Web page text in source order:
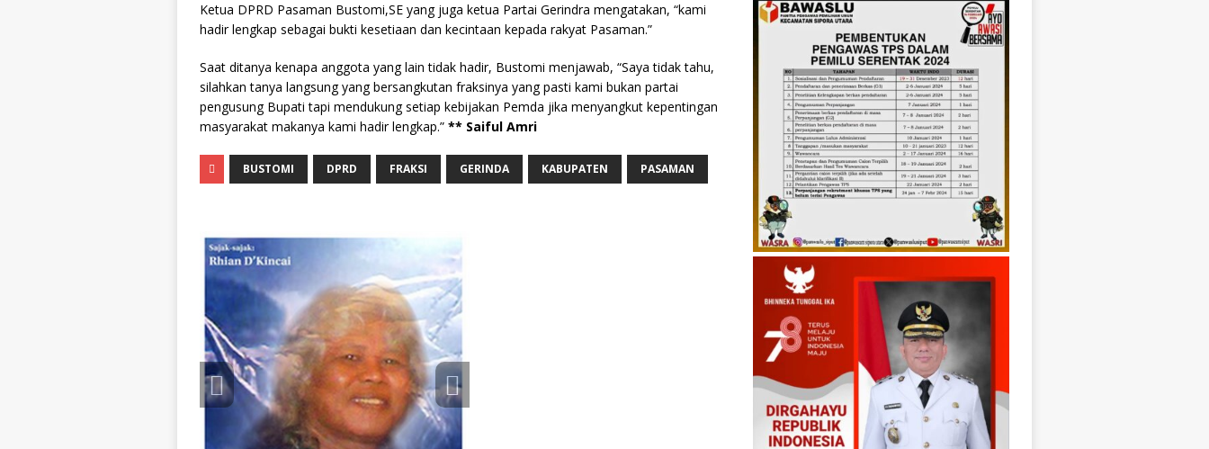
Ketua DPRD Pasaman Bustomi,SE yang juga ketua Partai Gerindra mengatakan, “kami
hadir lengkap sebagai bukti kesetiaan dan kecintaan kepada rakyat Pasaman.”
Saat ditanya kenapa anggota yang lain tidak hadir, Bustomi menjawab, “Saya tidak tahu,
silahkan tanya langsung yang bersangkutan fraksinya yang pasti kami bukan partai
pengusung Bupati tapi mendukung setiap kebijakan Pemda jika menyangkut kepentingan
masyarakat makanya kami hadir lengkap.” ** Saiful Amri
BUSTOMI DPRD FRAKSI GERINDA KABUPATEN PASAMAN